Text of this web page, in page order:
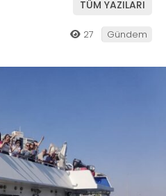
TÜM YAZILARI
27 Gündem